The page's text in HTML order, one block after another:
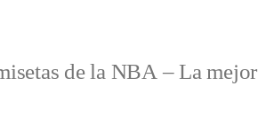
de la NBA – La mejor